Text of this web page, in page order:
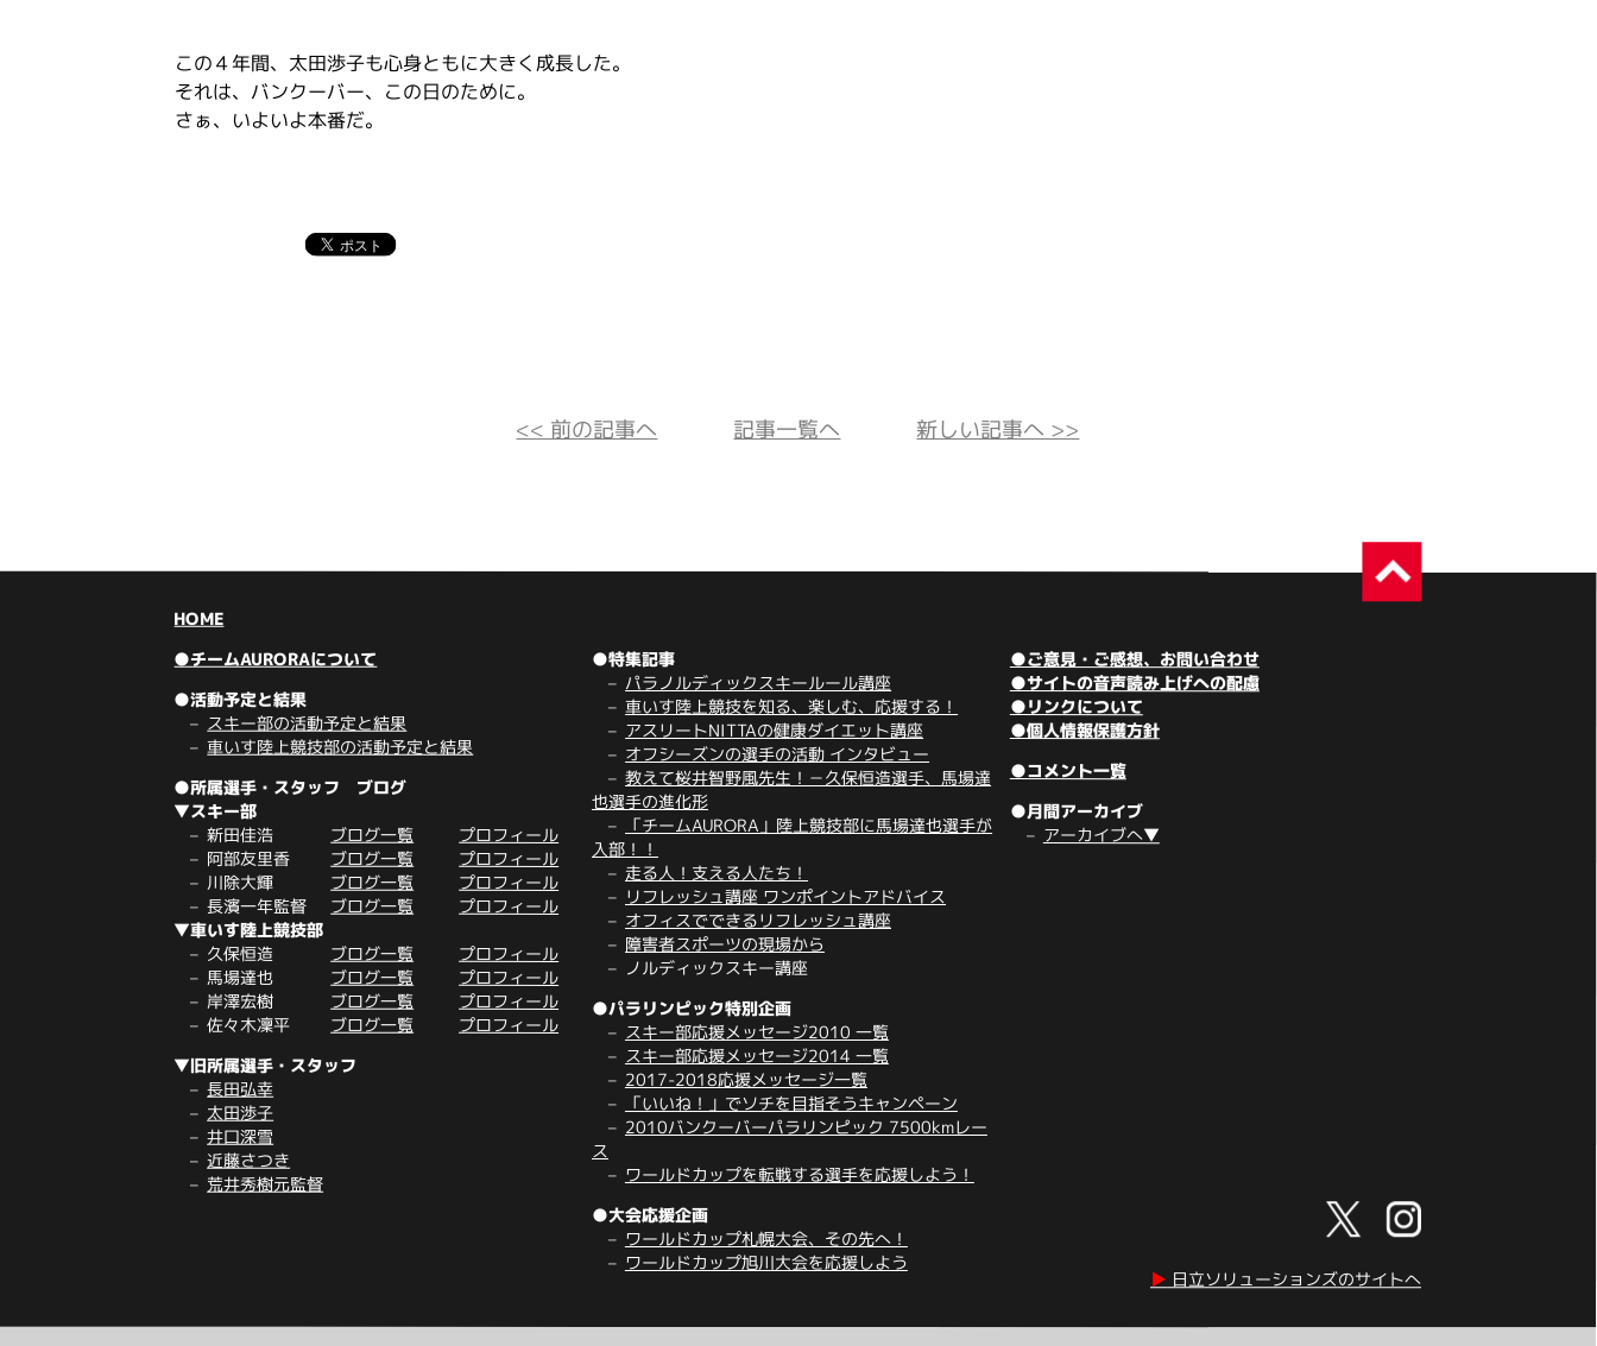
この４年間、太田渉子も心身ともに大きく成長した。
それは、バンクーバー、この日のために。
さぁ、いよいよ本番だ。
<< 前の記事へ 記事一覧へ 新しい記事へ >>
HOME
●チームAURORAについて
●活動予定と結果
スキー部の活動予定と結果
車いす陸上競技部の活動予定と結果
●所属選手・スタッフ ブログ
▼スキー部
新田佳浩 ブログ一覧 プロフィール
阿部友里香 ブログ一覧 プロフィール
川除大輝 ブログ一覧
プロフィール
長濱一年監督
ブログ一覧 プロフィール
▼車いす陸上競技部
久保恒造 ブログ一覧 プロフィール
馬場達也 ブログ一覧 プロフィール
岸澤宏樹 ブログ一覧 プロフィール
佐々木凜平 ブログ一覧 プロフィール
▼旧所属選手・スタッフ
長田弘幸
太田渉子
井口深雪
近藤さつき
荒井秀樹元監督
●特集記事
パラノルディックスキールール講座
車いす陸上競技を知る、楽しむ、応援する！
アスリートNITTAの健康ダイエット講座
オフシーズンの選手の活動 インタビュー
教えて桜井智野風先生！－久保恒造選手、馬場達
也選手の進化形
「チームAURORA」陸上競技部に馬場達也選手が
入部！！
走る人！支える人たち！
リフレッシュ講座 ワンポイントアドバイス
オフィスでできるリフレッシュ講座
障害者スポーツの現場から
ノルディックスキー講座
●パラリンピック特別企画
スキー部応援メッセージ2010 一覧
スキー部応援メッセージ2014 一覧
2017-2018応援メッセージ一覧
「いいね！」でソチを目指そうキャンペーン
2010バンクーバーパラリンピック 7500kmレー
ス
ワールドカップを転戦する選手を応援しよう！
●大会応援企画
ワールドカップ札幌大会、その先へ！
ワールドカップ旭川大会を応援しよう
●ご意見・ご感想、お問い合わせ
●サイトの音声読み上げへの配慮
●リンクについて
●個人情報保護方針
●コメント一覧
●月間アーカイブ
アーカイブへ▼
▶︎ 日立ソリューションズのサイトへ